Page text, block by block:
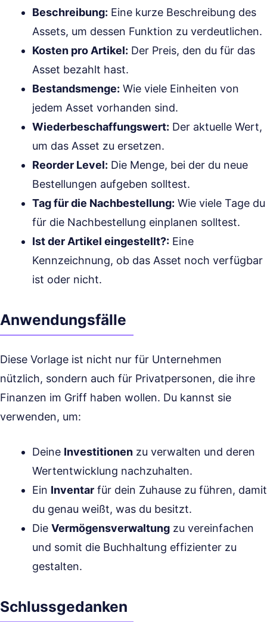
Beschreibung: Eine kurze Beschreibung des
Assets, um dessen Funktion zu verdeutlichen.
Kosten pro Artikel: Der Preis, den du für das
Asset bezahlt hast.
Bestandsmenge: Wie viele Einheiten von
jedem Asset vorhanden sind.
Wiederbeschaffungswert: Der aktuelle Wert,
um das Asset zu ersetzen.
Reorder Level: Die Menge, bei der du neue
Bestellungen aufgeben solltest.
Tag für die Nachbestellung: Wie viele Tage du
für die Nachbestellung einplanen solltest.
Ist der Artikel eingestellt?: Eine
Kennzeichnung, ob das Asset noch verfügbar
ist oder nicht.
Anwendungsfälle
Diese Vorlage ist nicht nur für Unternehmen
nützlich, sondern auch für Privatpersonen, die ihre
Finanzen im Griff haben wollen. Du kannst sie
verwenden, um:
Deine Investitionen zu verwalten und deren
Wertentwicklung nachzuhalten.
Ein Inventar für dein Zuhause zu führen, damit
du genau weißt, was du besitzt.
Die Vermögensverwaltung zu vereinfachen
und somit die Buchhaltung effizienter zu
gestalten.
Schlussgedanken